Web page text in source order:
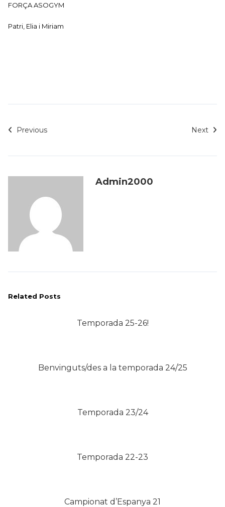
FORÇA ASOGYM
Patri, Elia i Miriam
Previous Next
Admin2000
Related Posts
Temporada 25-26!
Benvinguts/des a la temporada 24/25
Temporada 23/24
Temporada 22-23
Campionat d’Espanya 21